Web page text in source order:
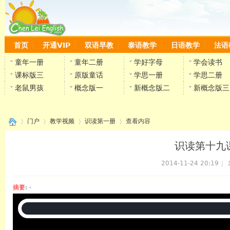
首页 开通VIP 双语早教 泰语教学 日语教学 法语
童年一册 童年二册 学好字母
学会读书
课标版三
原版童话 学思一册
学思二册
老鼠男孩
概念版一 新概念版二 新概念版三
陈雷
门户 教学视频 识读第一册 查看内容
识读第十九
2014-11-24 20:19
摘要: ·